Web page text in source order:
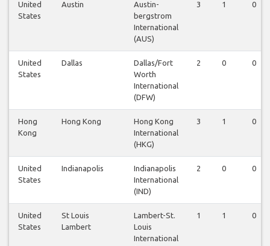
United
States
Austin
Austin-
bergstrom
International
(AUS)
3 1 0
United
States
Dallas
Dallas/Fort
Worth
International
(DFW)
2 0 0
Hong
Kong
Hong Kong
Hong Kong
International
(HKG)
3 1 0
United
States
Indianapolis
Indianapolis
International
(IND)
2 0 0
United
States
St Louis
Lambert
Lambert-St.
Louis
International
1 1 0